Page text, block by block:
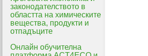
законодателството в
областта на химическите
вещества, продукти и
отпадъците
Онлайн обучителна